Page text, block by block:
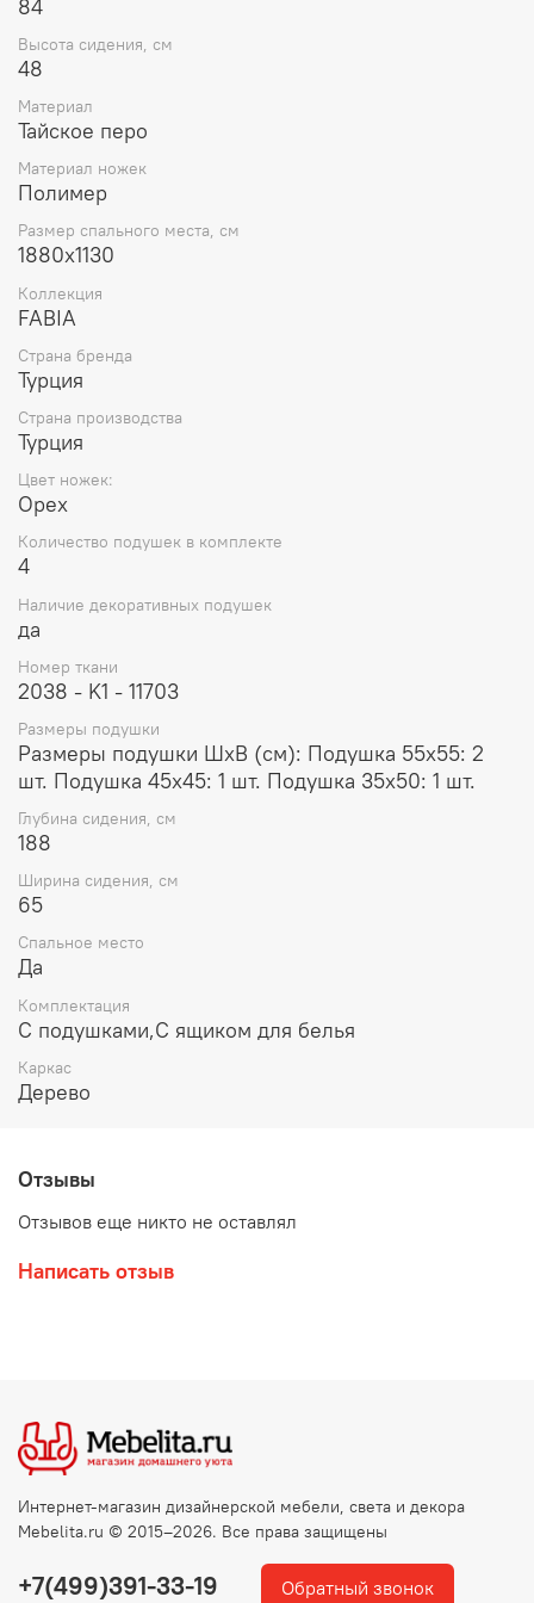
84
Высота сидения, см
48
Материал
Тайское перо
Материал ножек
Полимер
Размер спального места, см
1880x1130
Коллекция
FABIA
Страна бренда
Турция
Страна производства
Турция
Цвет ножек:
Орех
Количество подушек в комплекте
4
Наличие декоративных подушек
да
Номер ткани
2038 - K1 - 11703
Размеры подушки
Размеры подушки ШхВ (см): Подушка 55x55: 2
шт. Подушка 45x45: 1 шт. Подушка 35x50: 1 шт.
Глубина сидения, см
188
Ширина сидения, см
65
Спальное место
Да
Комплектация
С подушками,С ящиком для белья
Каркас
Дерево
Отзывы
Отзывов еще никто не оставлял
Написать отзыв
+7(499)391-33-19 Обратный звонок
Интернет-магазин дизайнерской мебели, света и декора
Mebelita.ru © 2015–2026. Все права защищены